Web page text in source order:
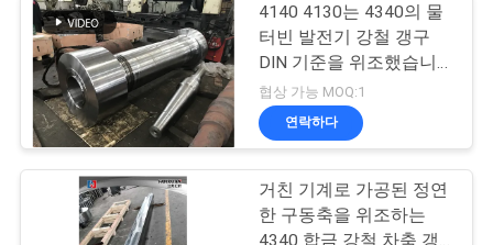
행
단조 강철 플랜지
4140 4130는 4340의 물
터빈 발전기 강철 갱구
DIN 기준을 위조했습니
다
협상 가능 MOQ:1
연락하다
거친 기계로 가공된 정연
한 구동축을 위조하는